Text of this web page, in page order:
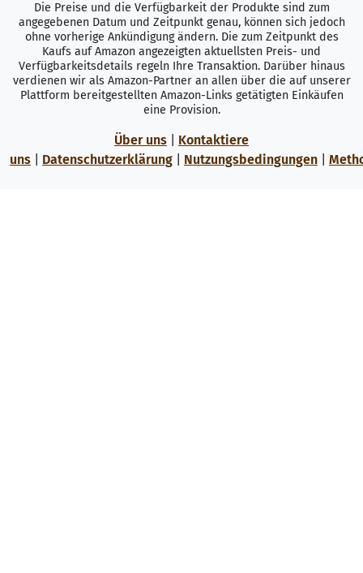
Die Preise und die Verfügbarkeit der Produkte sind zum
angegebenen Datum und Zeitpunkt genau, können sich jedoch
ohne vorherige Ankündigung ändern. Die zum Zeitpunkt des
Kaufs auf Amazon angezeigten aktuellsten Preis- und
Verfügbarkeitsdetails regeln Ihre Transaktion. Darüber hinaus
verdienen wir als Amazon-Partner an allen über die auf unserer
Plattform bereitgestellten Amazon-Links getätigten Einkäufen
eine Provision.
Über uns
Kontaktiere
uns
Datenschutzerklärung Nutzungsbedingungen